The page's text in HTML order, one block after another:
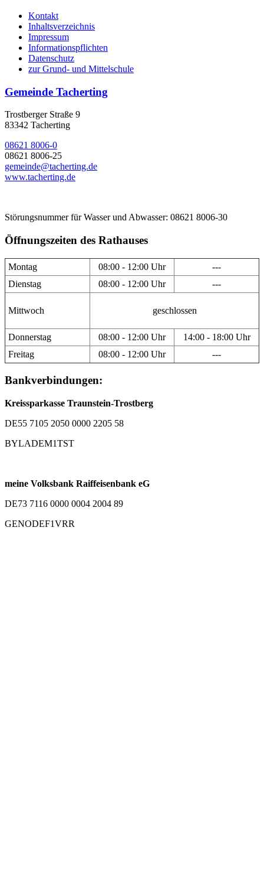
Kontakt
Inhaltsverzeichnis
Impressum
Informationspflichten
Datenschutz
zur Grund- und Mittelschule
Gemeinde Tacherting
Trostberger Straße 9
83342 Tacherting
08621 8006-0
08621 8006-25
gemeinde@tacherting.de
www.tacherting.de
Störungsnummer für Wasser und Abwasser: 08621 8006-30
Öffnungszeiten des Rathauses
Montag 08:00 - 12:00 Uhr
---
Dienstag
08:00 - 12:00 Uhr ---
Mittwoch geschlossen
Donnerstag 08:00 - 12:00 Uhr
14:00 - 18:00 Uhr
Freitag
08:00 - 12:00 Uhr ---
Bankverbindungen:
Kreissparkasse Traunstein-Trostberg
DE55 7105 2050 0000 2205 58
BYLADEM1TST
meine Volksbank Raiffeisenbank eG
DE73 7116 0000 0004 2004 89
GENODEF1VRR